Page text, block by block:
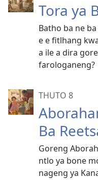
Tora ya
Batho ba ne
e e fitlhang
a ile a dira
farologaneng?
THUTO 8
Ba
Goreng
ntlo ya bone
nageng ya